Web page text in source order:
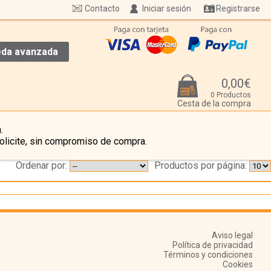
Iniciar sesión Registrarse
Contacto
avanzada
0,00€
0 Productos
Cesta de la compra
sin compromiso de compra.
Productos por página:
Ordenar por:
Aviso legal
Política de privacidad
Términos y condiciones
Cookies